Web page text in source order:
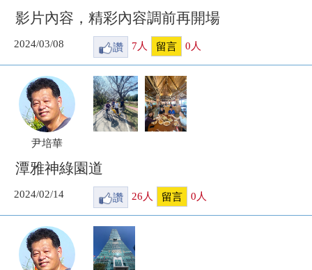
影片內容，精彩內容調前再開場
2024/03/08 讚 7 人 留言 0 人
尹培華
潭雅神綠園道
2024/02/14 讚 26 人 留言 0 人